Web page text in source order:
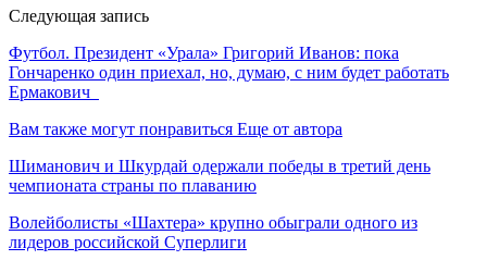
Следующая запись
Футбол. Президент «Урала» Григорий Иванов: пока
Гончаренко один приехал, но, думаю, с ним будет работать
Ермакович
Вам также могут понравиться Еще от автора
Шиманович и Шкурдай одержали победы в третий день
чемпионата страны по плаванию
Волейболисты «Шахтера» крупно обыграли одного из
лидеров российской Суперлиги